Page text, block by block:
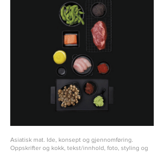
Asiatisk mat. Ide, konsept og gjennomføring.
Oppskrifter og kokk, tekst/innhold, foto, styling og